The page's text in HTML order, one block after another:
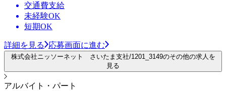
交通費支給
未経験OK
短期OK
詳細を見る 応募画面に進む
株式会社ニッソーネット さいたま支社/1201_3149のその他の求人を
見る
アルバイト・パート